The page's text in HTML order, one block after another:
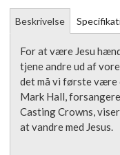
Beskrivelse
For at være Jesu
tjene andre ud af
det må vi første være
Mark Hall,
Casting Crowns,
at vandre med Jesus.